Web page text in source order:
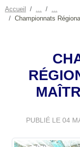
Accueil
Championnats
PUBLIÉ LE 04